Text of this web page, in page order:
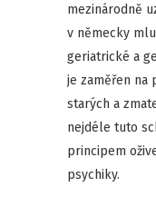
mezinárodně
v německy
geriatrické a
je zaměřen na
starých a
nejdéle tuto
principem
psychiky.